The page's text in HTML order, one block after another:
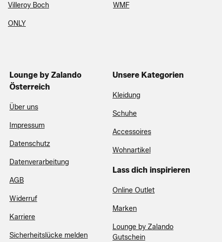
Villeroy Boch WMF
ONLY
Lounge by Zalando
Österreich
Über uns
Impressum
Datenschutz
Datenverarbeitung
AGB
Widerruf
Karriere
Sicherheitslücke melden
Unsere Kategorien
Kleidung
Schuhe
Accessoires
Wohnartikel
Lass dich inspirieren
Online Outlet
Marken
Lounge by Zalando
Gutschein